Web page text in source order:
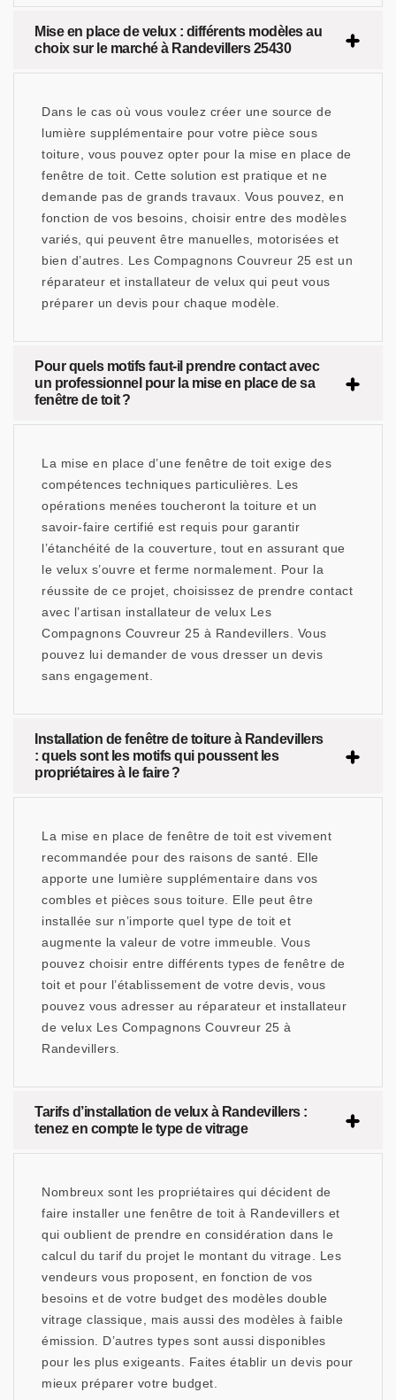
Mise en place de velux : différents modèles au
choix sur le marché à Randevillers 25430
Dans le cas où vous voulez créer une source de
lumière supplémentaire pour votre pièce sous
toiture, vous pouvez opter pour la mise en place de
fenêtre de toit. Cette solution est pratique et ne
demande pas de grands travaux. Vous pouvez, en
fonction de vos besoins, choisir entre des modèles
variés, qui peuvent être manuelles, motorisées et
bien d’autres. Les Compagnons Couvreur 25 est un
réparateur et installateur de velux qui peut vous
préparer un devis pour chaque modèle.
Pour quels motifs faut-il prendre contact avec
un professionnel pour la mise en place de sa
fenêtre de toit ?
La mise en place d’une fenêtre de toit exige des
compétences techniques particulières. Les
opérations menées toucheront la toiture et un
savoir-faire certifié est requis pour garantir
l’étanchéité de la couverture, tout en assurant que
le velux s’ouvre et ferme normalement. Pour la
réussite de ce projet, choisissez de prendre contact
avec l’artisan installateur de velux Les
Compagnons Couvreur 25 à Randevillers. Vous
pouvez lui demander de vous dresser un devis
sans engagement.
Installation de fenêtre de toiture à Randevillers
: quels sont les motifs qui poussent les
propriétaires à le faire ?
La mise en place de fenêtre de toit est vivement
recommandée pour des raisons de santé. Elle
apporte une lumière supplémentaire dans vos
combles et pièces sous toiture. Elle peut être
installée sur n’importe quel type de toit et
augmente la valeur de votre immeuble. Vous
pouvez choisir entre différents types de fenêtre de
toit et pour l’établissement de votre devis, vous
pouvez vous adresser au réparateur et installateur
de velux Les Compagnons Couvreur 25 à
Randevillers.
Tarifs d’installation de velux à Randevillers :
tenez en compte le type de vitrage
Nombreux sont les propriétaires qui décident de
faire installer une fenêtre de toit à Randevillers et
qui oublient de prendre en considération dans le
calcul du tarif du projet le montant du vitrage. Les
vendeurs vous proposent, en fonction de vos
besoins et de votre budget des modèles double
vitrage classique, mais aussi des modèles à faible
émission. D’autres types sont aussi disponibles
pour les plus exigeants. Faites établir un devis pour
mieux préparer votre budget.